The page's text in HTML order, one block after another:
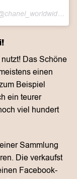
am
Das Schöne
einen
Beispiel
ein teurer
viel hundert
Sammlung
Die verkaufst
Facebook-